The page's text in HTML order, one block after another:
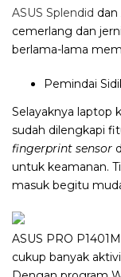
ASUS Splendid dan
cemerlang dan
berlama-lama
Pemindai
Selayaknya laptop
sudah dilengkapi
fingerprint sensor
untuk keamanan.
masuk begitu
ASUS PRO
cukup banyak